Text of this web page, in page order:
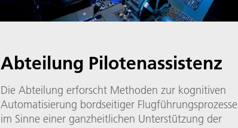
Abteilung Pilotenassistenz
Die Abteilung erforscht Methoden zur kognitiven
Automatisierung bordseitiger Flugführungsprozesse
im Sinne einer ganzheitlichen Unterstützung der